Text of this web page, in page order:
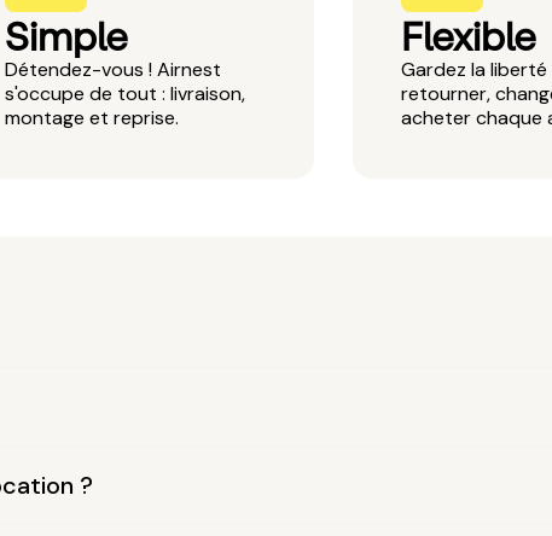
Simple
Détendez-vous ! Airnest
s'occupe de tout : livraison,
montage et reprise.
Flexible
Gardez la liberté
retourner,
acheter chaque
?